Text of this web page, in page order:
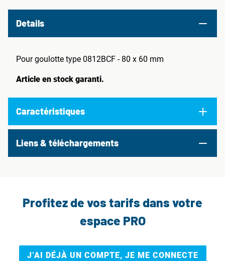
Details
Pour goulotte type 0812BCF - 80 x 60 mm
Article en stock garanti.
Caractéristiques
Liens & téléchargements
Profitez de vos tarifs dans votre
espace PRO
J’AI DÉJÀ UN COMPTE, JE ME CONNECTE